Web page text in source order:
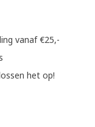
vanaf €25,-
het op!